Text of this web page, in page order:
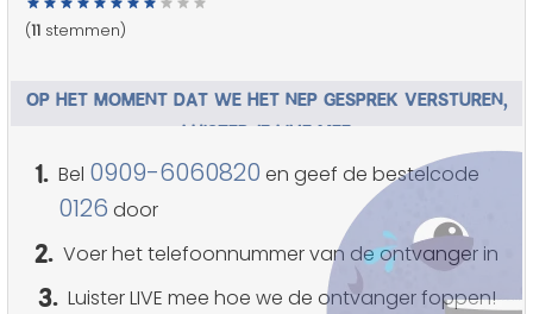
(11 stemmen)
OP HET MOMENT DAT WE HET NEP GESPREK VERSTUREN,
LUISTER JE LIVE MEE
1. Bel 0909-6060820 en geef de bestelcode
0126 door
2. Voer het telefoonnummer van de ontvanger in
3. Luister LIVE mee hoe we de ontvanger foppen!